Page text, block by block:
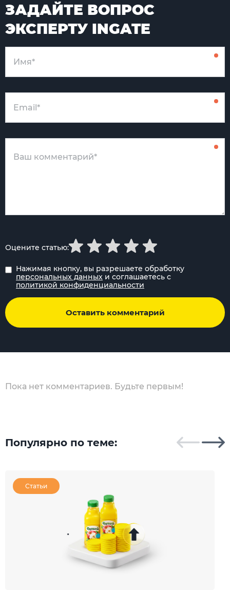
ЗАДАЙТЕ ВОПРОС
ЭКСПЕРТУ INGATE
Нажимая кнопку, вы разрешаете обработку
персональных данных и соглашаетесь с
политикой конфиденциальности
Оставить комментарий
Оцените статью:
Пока нет комментариев. Будьте первым!
Популярно по теме:
Статьи